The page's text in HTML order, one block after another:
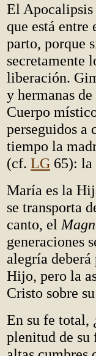
El Apocalipsis
que está
parto, porque
secretamente
liberación.
y hermanas
Cuerpo
perseguidos a
tiempo la
(cf. LG 65):
María es la
se transporta
canto, el
generaciones
alegría deberá
Hijo, pero la
Cristo sobre
En su fe total,
plenitud de